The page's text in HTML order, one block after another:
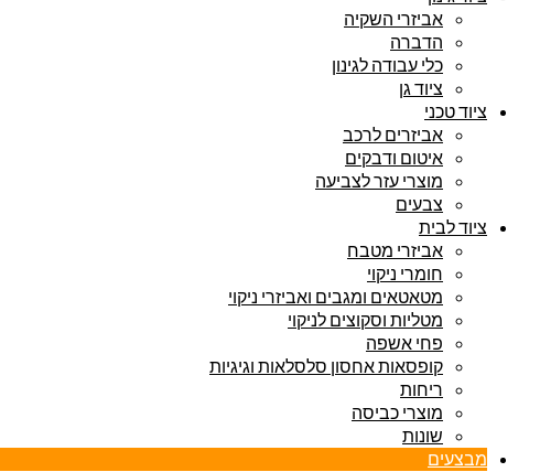
אביזרי השקיה
הדברה
כלי עבודה לגינון
ציוד גן
ציוד טכני
אביזרים לרכב
איטום ודבקים
מוצרי עזר לצביעה
צבעים
ציוד לבית
אביזרי מטבח
חומרי ניקוי
מטאטאים ומגבים ואביזרי ניקוי
מטליות וסקוצים לניקוי
פחי אשפה
קופסאות אחסון סלסלאות וגיגיות
ריחות
מוצרי כביסה
שונות
מבצעים